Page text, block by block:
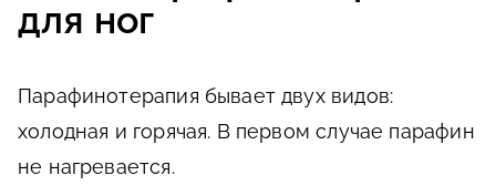
для ног
Парафинотерапия бывает двух видов:
холодная и горячая. В первом случае парафин
не нагревается.